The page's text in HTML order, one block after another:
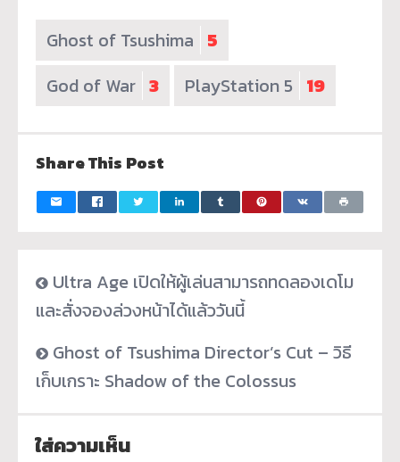
Ghost of Tsushima 5
God of War 3 PlayStation 5 19
Share This Post
Ultra Age เปิดให้ผู้เล่นสามารถทดลองเดโม
และสั่งจองล่วงหน้าได้แล้ววันนี้
Ghost of Tsushima Director’s Cut – วิธี
เก็บเกราะ Shadow of the Colossus
ใส่ความเห็น